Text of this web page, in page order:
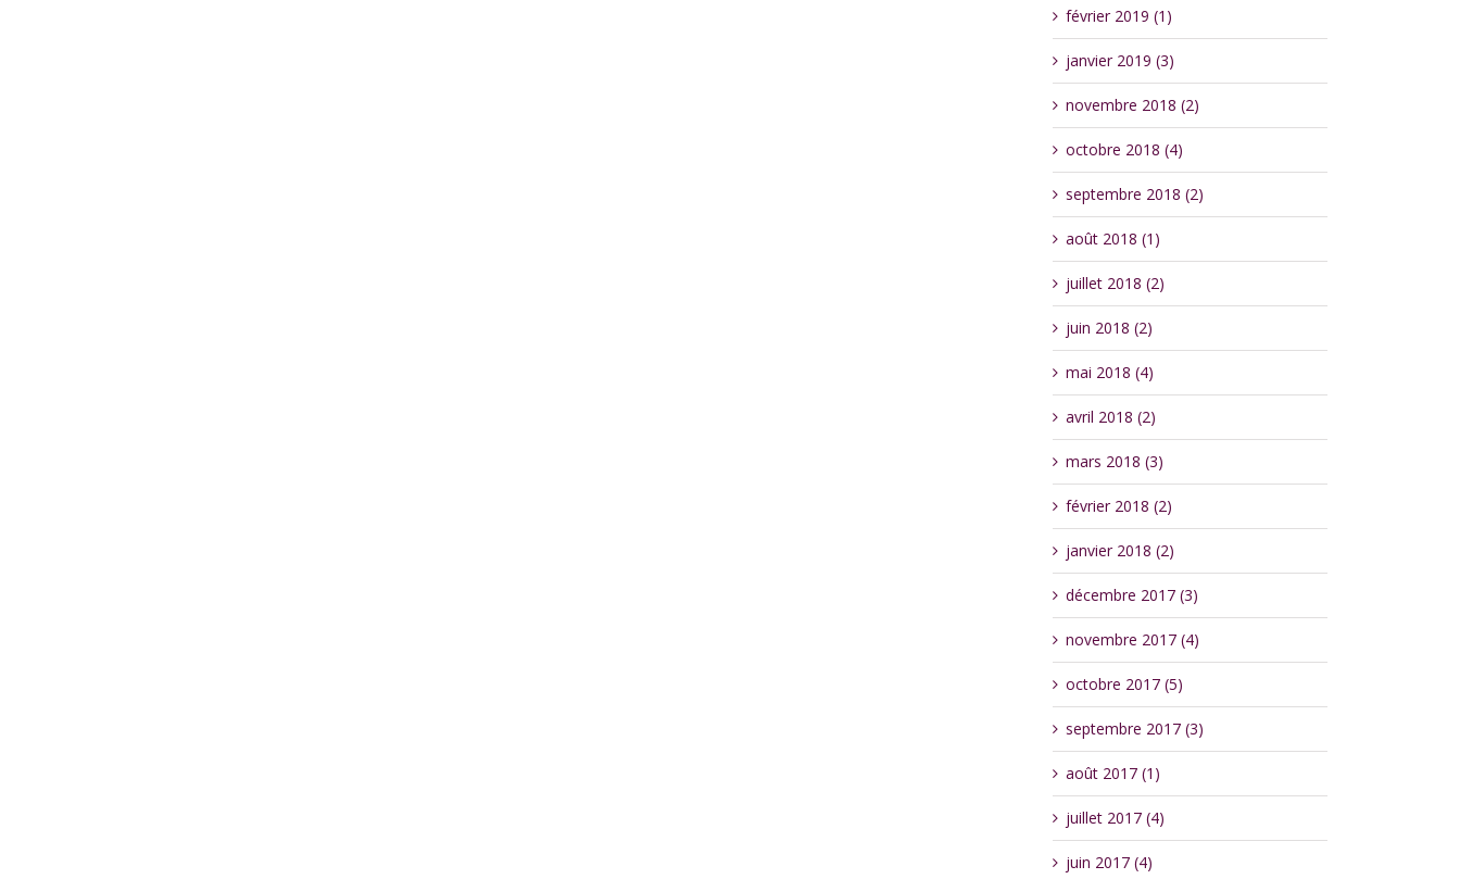
février 2019 (1)
janvier 2019 (3)
novembre 2018 (2)
octobre 2018 (4)
septembre 2018 (2)
août 2018 (1)
juillet 2018 (2)
juin 2018 (2)
mai 2018 (4)
avril 2018 (2)
mars 2018 (3)
février 2018 (2)
janvier 2018 (2)
décembre 2017 (3)
novembre 2017 (4)
octobre 2017 (5)
septembre 2017 (3)
août 2017 (1)
juillet 2017 (4)
juin 2017 (4)